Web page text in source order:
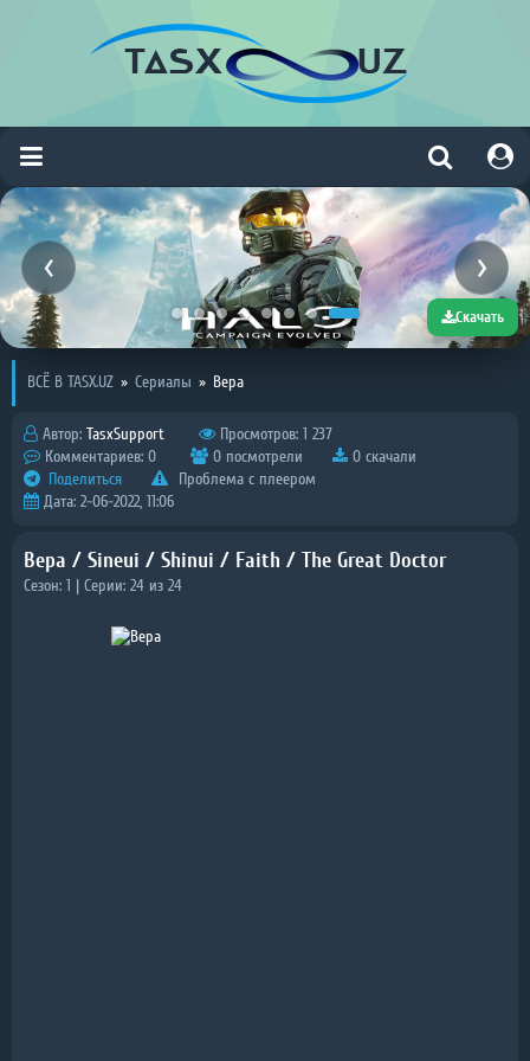
Скачать
ВСЁ В TASX.UZ » Сериалы » Вера
Автор: TasxSupport
Просмотров: 1 237
Комментариев: 0
0 посмотрели
0 скачали
Поделиться
Проблема с плеером
Дата: 2-06-2022, 11:06
Вера / Sineui / Shinui / Faith / The Great Doctor
Сезон: 1 | Серии: 24 из 24